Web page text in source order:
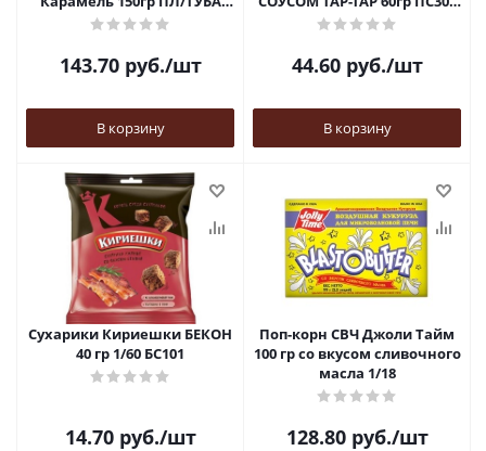
1/15
143.70руб./шт
В корзину
1/30
44.60руб./шт
В корзину
Сухарики Кириешки БЕКОН
40 гр 1/60 БС101
14.70руб./шт
Поп-корн СВЧ Джоли Тайм
100 гр со вкусом сливочного
масла 1/18
128.80руб./шт